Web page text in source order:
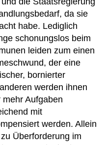
da sie
habe. Lediglich
schonungslos beim
leiden zum einen
der eine
bornierter
werden ihnen
Aufgaben
mit
werden. Allein
Überforderung im